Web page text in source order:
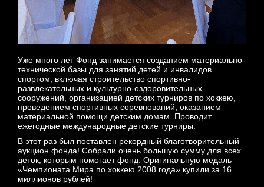
Уже много лет Фонд занимается созданием материально-
технической базы для занятий детей и инвалидов
спортом, включая строительство спортивно-
развлекательных и культурно-оздоровительных
сооружений, организацией детских турниров по хоккею,
проведением спортивных соревнований, оказанием
материальной помощи детским домам. Проводит
ежегодные международные детские турниры.
В этот раз был поставлен рекордный благотворительный
аукцион фонда! Собрали очень большую сумму для всех
деток, которым помогает фонд. Оригинальную медаль
«Чемпионата Мира по хоккею 2008 года» купили за 16
миллионов рублей!